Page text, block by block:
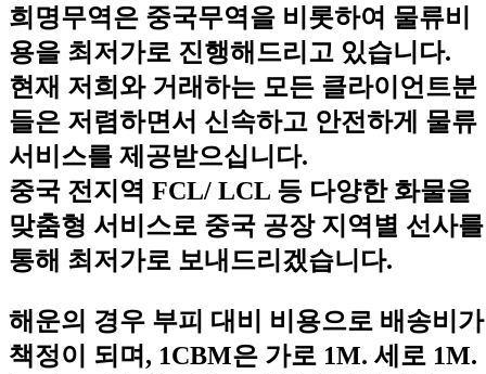
희명무역은 중국무역을 비롯하여 물류비
용을 최저가로 진행해드리고 있습니다.
현재 저희와 거래하는 모든 클라이언트분
들은 저렴하면서 신속하고 안전하게 물류
서비스를 제공받으십니다.
중국 전지역 FCL/ LCL 등 다양한 화물을
맞춤형 서비스로 중국 공장 지역별 선사를
통해 최저가로 보내드리겠습니다.
해운의 경우 부피 대비 비용으로 배송비가
책정이 되며, 1CBM은 가로 1M. 세로 1M.